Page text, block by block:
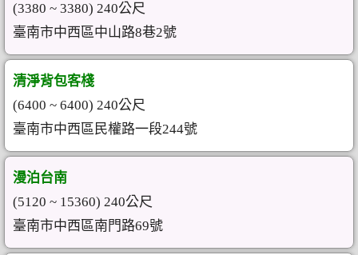
(3380 ~ 3380) 240公尺
臺南市中西區中山路8巷2號
清淨背包客棧
(6400 ~ 6400) 240公尺
臺南市中西區民權路一段244號
漫泊台南
(5120 ~ 15360) 240公尺
臺南市中西區南門路69號